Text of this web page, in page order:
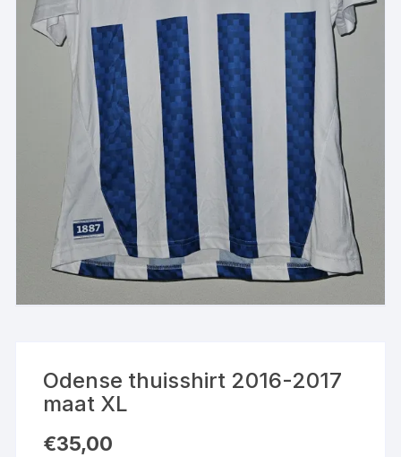
Odense thuisshirt 2016-2017
maat XL
€35,00